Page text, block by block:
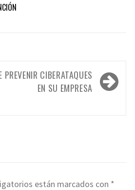
PREVENIR CIBERATAQUES
EN SU EMPRESA
están marcados con *